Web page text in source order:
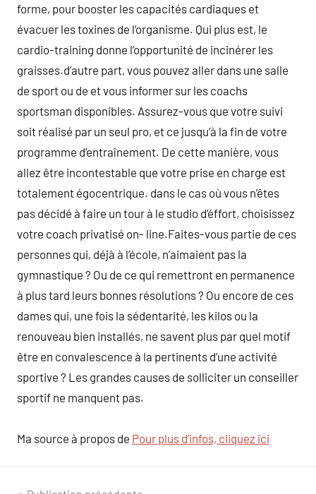
forme, pour booster les capacités cardiaques et
évacuer les toxines de l’organisme. Qui plus est, le
cardio-training donne l’opportunité de incinérer les
graisses.d’autre part, vous pouvez aller dans une salle
de sport ou de et vous informer sur les coachs
sportsman disponibles. Assurez-vous que votre suivi
soit réalisé par un seul pro, et ce jusqu’à la fin de votre
programme d’entraînement. De cette manière, vous
allez être incontestable que votre prise en charge est
totalement égocentrique. dans le cas où vous n’êtes
pas décidé à faire un tour à le studio d’éffort, choisissez
votre coach privatisé on- line.Faites-vous partie de ces
personnes qui, déjà à l’école, n’aimaient pas la
gymnastique ? Ou de ce qui remettront en permanence
à plus tard leurs bonnes résolutions ? Ou encore de ces
dames qui, une fois la sédentarité, les kilos ou la
renouveau bien installés, ne savent plus par quel motif
être en convalescence à la pertinents d’une activité
sportive ? Les grandes causes de solliciter un conseiller
sportif ne manquent pas.
Ma source à propos de Pour plus d’infos, cliquez ici